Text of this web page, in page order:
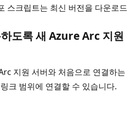
스크립트는 최신 버전을 다운로드
도록 새 Azure Arc 지원
지원 서버와 처음으로 연결하는
크 범위에 연결할 수 있습니다.